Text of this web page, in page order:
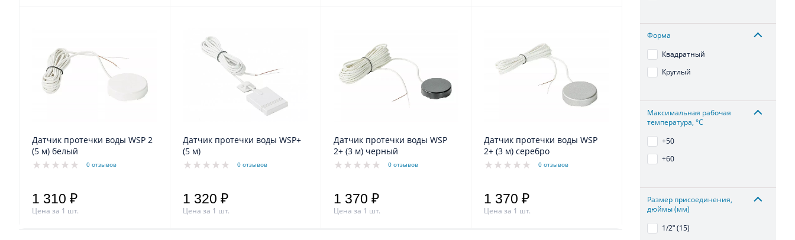
Датчик протечки воды WSP 2
(5 м) белый
0 отзывов
1 310 ₽
Цена за 1 шт.
Датчик протечки воды WSP+
(5 м)
0 отзывов
1 320 ₽
Цена за 1 шт.
Датчик протечки воды WSP
2+ (3 м) черный
0 отзывов
1 370 ₽
Цена за 1 шт.
Датчик протечки воды WSP
2+ (3 м) серебро
0 отзывов
1 370 ₽
Цена за 1 шт.
Форма
Квадратный
Круглый
Максимальная рабочая
температура, °С
+50
+60
Размер присоединения,
дюймы (мм)
1/2ʺ (15)